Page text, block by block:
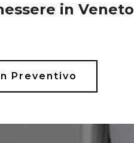
in Veneto
Preventivo